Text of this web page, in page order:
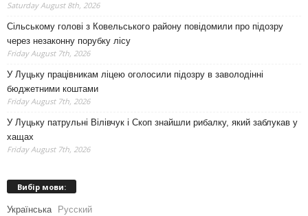
Saturday August 8th, 2026
Сільському голові з Ковельського району повідомили про підозру
через незаконну порубку лісу
Friday August 7th, 2026
У Луцьку працівникам ліцею оголосили підозру в заволодінні
бюджетними коштами
Friday August 7th, 2026
У Луцьку патрульні Вілівчук і Скоп знайшли рибалку, який заблукав у
хащах
Friday August 7th, 2026
Вибір мови:
Українська Русский